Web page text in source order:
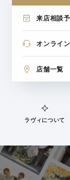
来店相談
オンライ
店舗一覧
ラヴィについて